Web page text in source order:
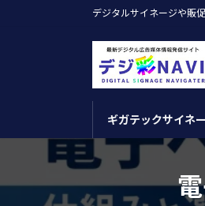
キ
に
デジタルサイネージや販
ギガテックサイネ